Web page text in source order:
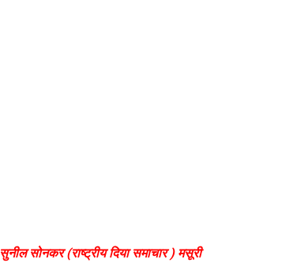
सुनील सोनकर (राष्ट्रीय दिया समाचार ) मसूरी